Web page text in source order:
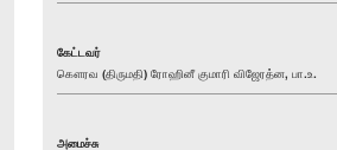
கேட்டவர்
கௌரவ (திருமதி) ரோஹினீ குமாரி விஜேரத்ன, பா.உ.
அமைச்சு